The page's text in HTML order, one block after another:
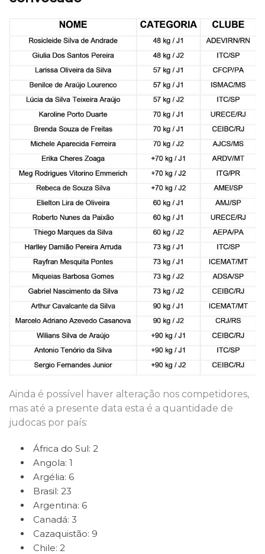
Ainda é possível haver alteração nos competidores,
mas até a presente data esta é a quantidade de
judocas por país:
África do Sul: 2
Angola: 1
Argélia: 6
Brasil: 23
Argentina: 6
Canadá: 3
Cazaquistão: 9
Chile: 2